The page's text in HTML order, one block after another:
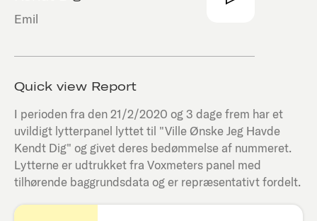
Emil
Quick view Report
I perioden fra den21/2/2020 og 3 dage frem har et
uvildigt lytterpanel lyttet til "Ville Ønske Jeg Havde
Kendt Dig" og givet deres bedømmelse af nummeret.
Lytterne er udtrukket fra Voxmeters panel med
tilhørende baggrundsdata og er repræsentativt fordelt.